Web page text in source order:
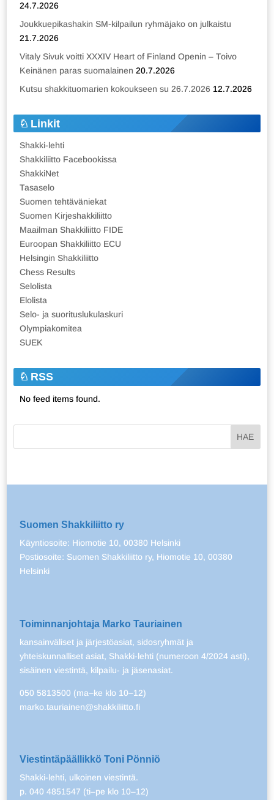
24.7.2026
Joukkuepikashakin SM-kilpailun ryhmäjako on julkaistu
21.7.2026
Vitaly Sivuk voitti XXXIV Heart of Finland Openin – Toivo
Keinänen paras suomalainen 20.7.2026
Kutsu shakkituomarien kokoukseen su 26.7.2026 12.7.2026
Linkit
Shakki-lehti
Shakkiliitto Facebookissa
ShakkiNet
Tasaselo
Suomen tehtäväniekat
Suomen Kirjeshakkiliitto
Maailman Shakkiliitto FIDE
Euroopan Shakkiliitto ECU
Helsingin Shakkiliitto
Chess Results
Selolista
Elolista
Selo- ja suorituslukulaskuri
Olympiakomitea
SUEK
RSS
No feed items found.
Suomen Shakkiliitto ry
Käyntiosoite: Hiomotie 10, 00380 Helsinki
Postiosoite: Suomen Shakkiliitto ry, Hiomotie 10, 00380
Helsinki
Toiminnanjohtaja Marko Tauriainen
kansainväliset ja järjestöasiat, sidosryhmät ja
yhteiskunnalliset asiat, Shakki-lehti (numeroon 4/2024 asti),
sisäinen viestintä, kilpailu- ja jäsenasiat.
050 5813500 (ma–ke klo 10–12)
marko.tauriainen@shakkiliitto.fi
Viestintäpäällikkö Toni Pönniö
Shakki-lehti, ulkoinen viestintä.
p. 040 4851547 (ti–pe klo 10–12)